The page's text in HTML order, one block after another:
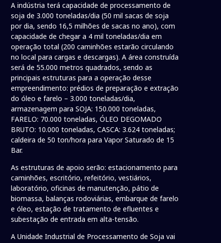
A indústria terá capacidade de processamento de
soja de 3.000 toneladas/dia (50 mil sacas de soja
por dia, sendo 16,5 milhões de sacas no ano), com
capacidade de chegar a 4 mil toneladas/dia em
operação total (200 caminhões estarão circulando
no local para cargas e descargas). A área construída
será de 55.000 metros quadrados, sendo as
principais estruturas para a operação desse
empreendimento: prédios de preparação e extração
do óleo e farelo – 3.000 toneladas/dia,
armazenagem para SOJA: 150.000 toneladas,
FARELO: 70.000 toneladas, ÓLEO DEGOMADO
BRUTO: 10.000 toneladas, CASCA: 3.624 toneladas;
caldeira de 50 ton/hora para Vapor Saturado de 15
Bar.
As estruturas de apoio serão: estacionamento para
caminhões, escritório, refeitório, vestiários,
laboratório, oficinas de manutenção, pátio de
biomassa, balanças rodoviárias, embarque de farelo
e óleo, estação de tratamento de efluentes e
subestação de entrada em alta-tensão.
A Unidade Industrial de Processamento de Soja vai